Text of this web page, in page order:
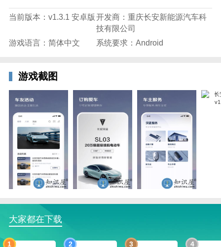
长安深蓝管家服务
高效便捷
让陪伴，如影随形
一键管家，直连触达
7*24小时，秒级响应
越级体验
让体验，超越预期
当前版本：v1.3.1 安卓版 开发商：重庆长安新能源汽车科
技有限公司
游戏语言：简体中文
系统要求：Android
游戏截图
大家都在下载
1 2 3 4